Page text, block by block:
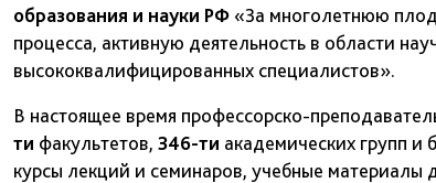
образования и науки РФ «За многолетнюю
процесса, активную деятельность в области
высококвалифицированных специалистов».
В настоящее время профессорско-
ти факультетов, 346-ти академических групп и
курсы лекций и семинаров, учебные материалы